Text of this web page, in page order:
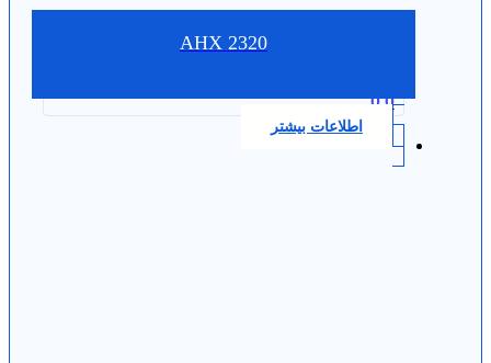
AHX 2320
0.0
اطلاعات بیشتر